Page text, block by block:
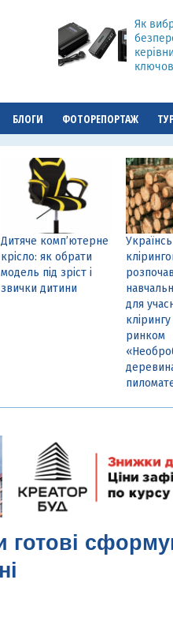
Як
БЛОГИ ФОТОРЕПОРТАЖ
Дитяче комп’ютерне
крісло: як обрати
модель під зріст і
звички дитини
для
ринком
готові